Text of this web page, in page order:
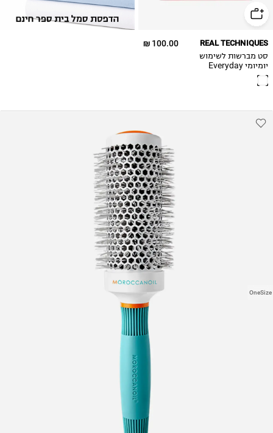
100.00 ₪ REAL TECHNIQUES
סט מברשות לשימוש
יומיומי Everyday
Essentials
OneSize